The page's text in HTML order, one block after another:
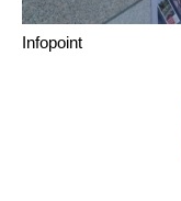
Infopoint